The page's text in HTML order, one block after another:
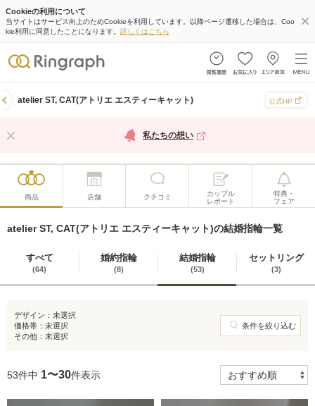
Cookieの利用について
当サイトはサービス向上のためCookieを利用しています。以降ページ遷移した場合は、Coo
kie利用に同意したことになります。 詳しくはこちら
atelier ST, CAT(アトリエ エスティーキャット) 公式HP
私たちの想い
商品 店舗 クチコミ
カップル
レポート
特典・
フェア
atelier ST, CAT(アトリエ エスティーキャット)の結婚指輪一覧
すべて
(64)
婚約指輪
(8)
結婚指輪
(53)
セットリング
(3)
デザイン： 未選択
価格帯： 未選択
その他： 未選択
条件を絞り込む
53件中 1〜30件表示